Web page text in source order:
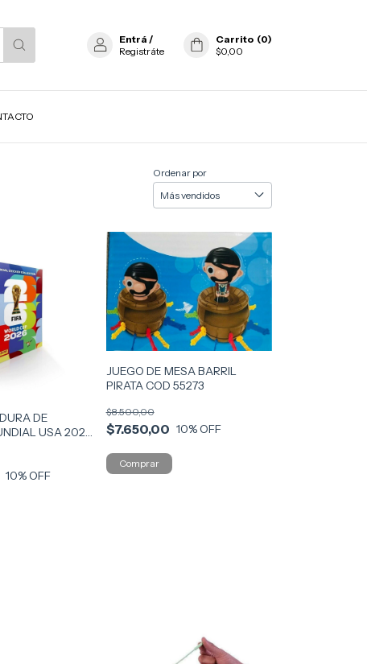
Entrá /
Registráte
Carrito (0)
$0,00
Ordenar por
DE
USA 2026
10% OFF
JUEGO DE MESA BARRIL
PIRATA COD 55273
$7.650,00
$8.500,00
10% OFF